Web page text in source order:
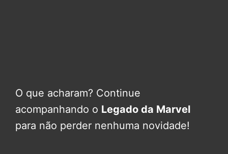
O que acharam? Continue
acompanhando o Legado da Marvel
para não perder nenhuma novidade!